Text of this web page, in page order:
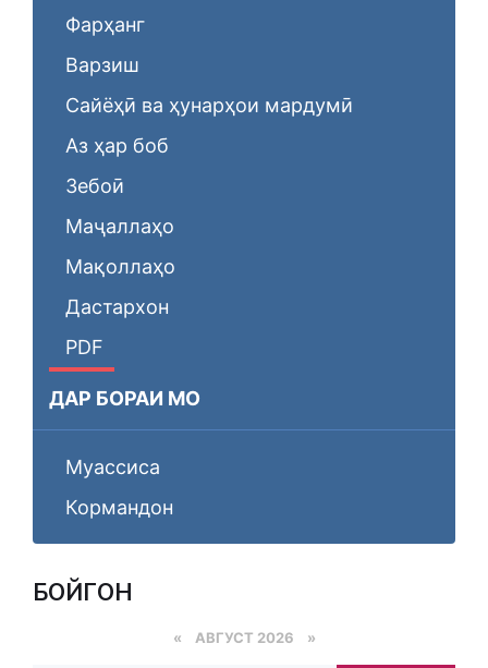
Фарҳанг
Варзиш
Сайёҳӣ ва ҳунарҳои мардумӣ
Аз ҳар боб
Зебоӣ
Маҷаллаҳо
Мақоллаҳо
Дастархон
PDF
ДАР БОРАИ МО
Муассиса
Кормандон
БОЙГОНӢ
« АВГУСТ 2026 »